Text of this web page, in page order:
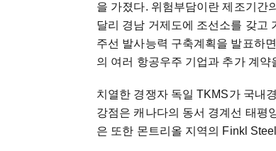
을 가졌다. 위험부담이란 제조기간
달리 경남 거제도에 조선소를 갖고
주선 발사능력 구축계획을 발표하
의 여러 항공우주 기업과 추가 계약
치열한 경쟁자 독일 TKMS가 국내
강점은 캐나다의 동서 경계선 태평
은 또한 몬트리올 지역의 Finkl